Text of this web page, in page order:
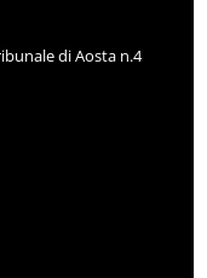
di Aosta n.4